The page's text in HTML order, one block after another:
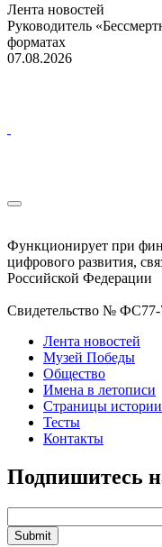
Лента новостей
Руководитель
форматах
07.08.2026
Функционирует при
цифрового развития,
Российской Федерации
Свидетельство № ФС77-
Лента новостей
Музей Победы
Общество
Имена в летописи
Страницы истории
Тесты
Контакты
Подпишитесь